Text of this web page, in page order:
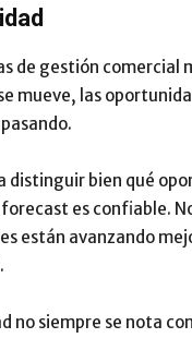
de gestión
mueve, las
distinguir bien qué
es confiable.
están avanzando
no siempre se nota